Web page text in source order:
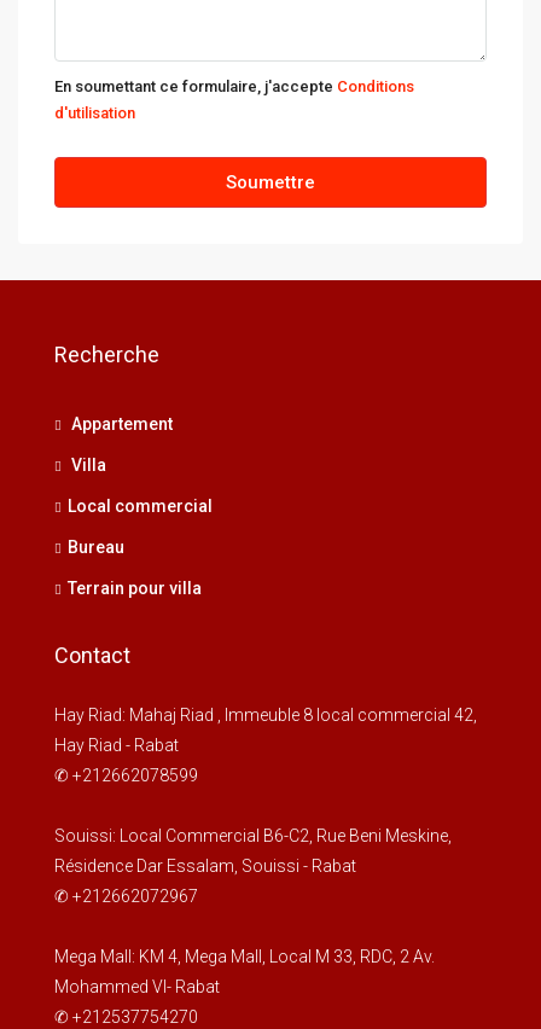
En soumettant ce formulaire, j'accepte Conditions
d'utilisation
Soumettre
Recherche
Appartement
Villa
Local commercial
Bureau
Terrain pour villa
Contact
Hay Riad: Mahaj Riad , Immeuble 8 local commercial 42,
Hay Riad - Rabat
✆ +212662078599
Souissi: Local Commercial B6-C2, Rue Beni Meskine,
Résidence Dar Essalam, Souissi - Rabat
✆ +212662072967
Mega Mall: KM 4, Mega Mall, Local M 33, RDC, 2 Av.
Mohammed VI- Rabat
✆ +212537754270